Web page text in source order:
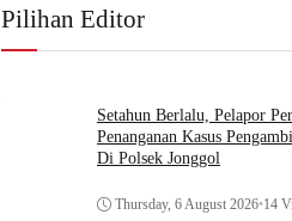
Pilihan Editor
Setahun Berlalu, Pelapor
Penanganan Kasus
Di Polsek Jonggol
Thursday, 6 August 2026•14